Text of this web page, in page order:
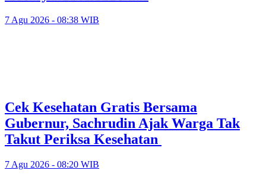
7 Agu 2026 - 08:38 WIB
Cek Kesehatan Gratis Bersama
Gubernur, Sachrudin Ajak Warga Tak
Takut Periksa Kesehatan
7 Agu 2026 - 08:20 WIB